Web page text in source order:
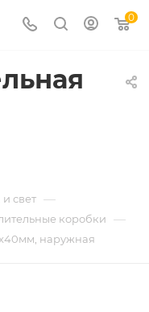
0
свет —
коробки —
наружная